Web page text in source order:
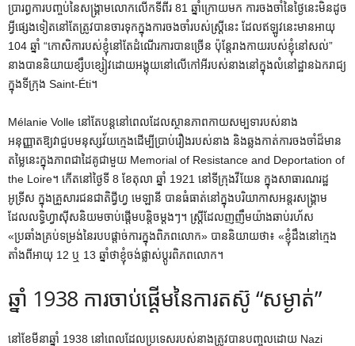
ប្រារព្ធការបញ្ចប់នៃសង្គ្រាមលោកលើកទីពីរ 81 ឆ្នាំក្រោយមក ការចងចាំនៃថ្ងៃនេះមិនដូច
អ្វីផ្សេងទៀតនៅតែត្រូវបានចារទុកក្នុងការចងចាំរបស់ស្ត្រីនេះ ដែលឥឡូវនេះមានអាយុ
104 ឆ្នាំ “កោសិការបស់ខ្ញុំនៅតែដំណើរការបានច្រើន ប៉ុន្តែរាងកាយរបស់ខ្ញុំនៅសល់”
នាងបាននិយាយខ្សឹបខ្សៀវដោយអង្គុយនៅលើកៅអីរបស់នាងនៅក្នុងលំនៅដ្ឋានឯករាជ្យ
ក្នុងទីក្រុង Saint-Éti។
Mélanie Volle នៅតែបន្តនៅពេលដែលស្ថានភាពកាយសម្បទារបស់នាង
អនុញ្ញាតឱ្យវាជួបមនុស្សវ័យក្មេងដើម្បីប្រាប់រឿងរបស់នាង និងឆ្លងកាត់ការចងចាំដ៏មាន
តម្លៃនេះក្នុងភាពជាដៃគូជាមួយ Memorial of Resistance and Deportation of
the Loire។ កើតនៅថ្ងៃទី 8 ខែតុលា ឆ្នាំ 1921 នៅទីក្រុងវីយែន ក្នុងសាធារណរដ្ឋ
អូទ្រីស ក្នុងគ្រួសារជនជាតិជ្វីហ្វ មេឡានី បានធំធាត់នៅក្នុងបរិយាកាសអន្តរសង្រ្គាម
ដែលលទ្ធិហ្វាស៊ីសនិយមចាប់ផ្តើមបន្តិចម្តងៗ។ ស្ត្រី​ដែល​ញញឹម​យ៉ាង​ឆាប់​រហ័ស​
«ប្រឆាំង​គ្រប់​ទម្រង់​នៃ​របប​ផ្តាច់ការ​ក្នុង​ពិភពលោក» បាន​និយាយ​ថា៖ «ខ្ញុំ​ដឹង​នៅ​ក្មេង​
តាំង​ពី​អាយុ 12 ឬ 13 ឆ្នាំ​ថា​ខ្ញុំ​ចង់​ផ្លាស់​ប្តូរ​ពិភពលោក។
ឆ្នាំ 1938 ការចាប់ផ្តើមនៃការតស៊ូ “សម្ងាត់”
នៅខែមីនាឆ្នាំ 1938 នៅពេលដែលប្រទេសរបស់នាងត្រូវបានបញ្ចូលដោយ Nazi